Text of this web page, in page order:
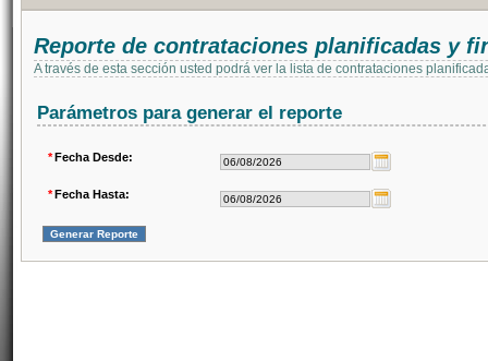
Reporte de contrataciones planificadas y
A través de esta sección usted podrá ver la lista de contrataciones
Parámetros para generar el reporte
*Fecha Desde:
*Fecha Hasta: